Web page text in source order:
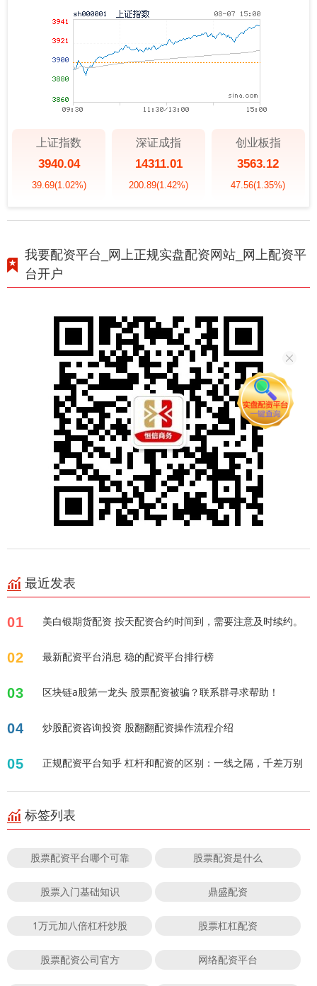
上证指数
3940.04
39.69(1.02%)
深证成指
14311.01
200.89(1.42%)
创业板指
3563.12
47.56(1.35%)
我要配资平台_网上正规实盘配资网站_网上配资平
台开户
最近发表
01 美白银期货配资 按天配资合约时间到，需要注意及时续约。
02 最新配资平台消息 稳的配资平台排行榜
03 区块链a股第一龙头 股票配资被骗？联系群寻求帮助！
04 炒股配资咨询投资 股翻翻配资操作流程介绍
05 正规配资平台知乎 杠杆和配资的区别：一线之隔，千差万别
标签列表
股票配资平台哪个可靠 股票配资是什么
股票入门基础知识 鼎盛配资
1万元加八倍杠杆炒股 股票杠杠配资
股票配资公司官方 网络配资平台